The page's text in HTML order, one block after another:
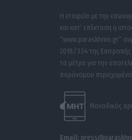
Η εταιρεία με την
και κατ’ επέκταση η
“www.paraskhnio.gr”
2018/334 της Επιτροπής
τα μέτρα για την
παράνομου
Μοναδικός
Email: